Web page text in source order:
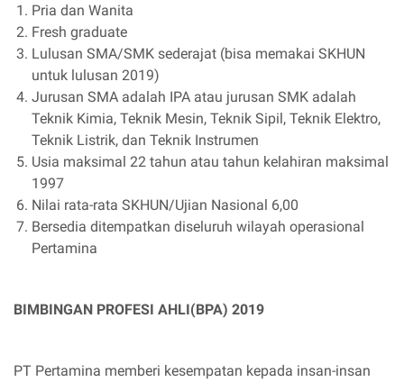
Pria dan Wanita
Fresh graduate
Lulusan SMA/SMK sederajat (bisa memakai SKHUN
untuk lulusan 2019)
Jurusan SMA adalah IPA atau jurusan SMK adalah
Teknik Kimia, Teknik Mesin, Teknik Sipil, Teknik Elektro,
Teknik Listrik, dan Teknik Instrumen
Usia maksimal 22 tahun atau tahun kelahiran maksimal
1997
Nilai rata-rata SKHUN/Ujian Nasional 6,00
Bersedia ditempatkan diseluruh wilayah operasional
Pertamina
BIMBINGAN PROFESI AHLI(BPA) 2019
PT Pertamina memberi kesempatan kepada insan-insan